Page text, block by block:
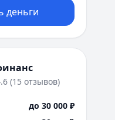
Петербург
деньги
(15 отзывов)
до 30 000 ₽